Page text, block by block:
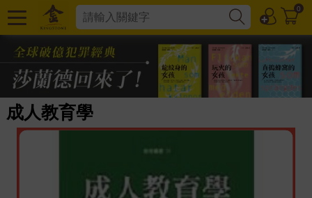
0
成人教育學